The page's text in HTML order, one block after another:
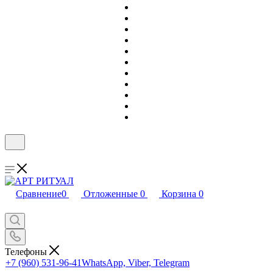
Сравнение0 Отложенные 0 Корзина 0
Телефоны
+7 (960) 531-96-41WhatsApp, Viber, Telegram